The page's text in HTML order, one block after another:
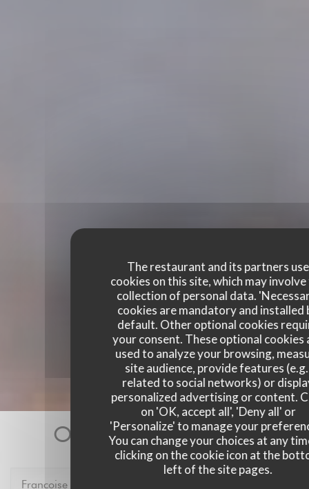
The restaurant and its partners use
cookies on this site, which may
collection of personal data.
cookies are mandatory and installed
default. Other optional cookies
your consent. These optional cookies
used to analyze your browsing,
site audience, provide features
related to social networks) or
personalized advertising or content.
on 'OK, accept all', 'Deny all' or
'Personalize' to manage your
You can change your choices at any
clicking on the cookie icon at the
left of the site pages.
Our customer ratings
Francoise